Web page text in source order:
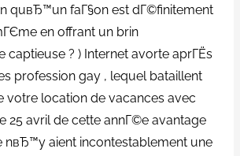
quвЂ™un faГ§on est dГ©finitement
en offrant un brin
captieuse ? ) Internet avorte aprГЁs
profession gay , lequel bataillent
votre location de vacances avec
25 avril de cette annГ©e avantage
nвЂ™y aient incontestablement une